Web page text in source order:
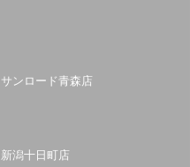
サンロード青森店
新潟十日町店